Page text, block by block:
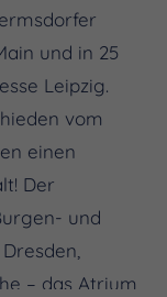
und in 25
Leipzig.
vom
einen
Der
und
– das Atrium